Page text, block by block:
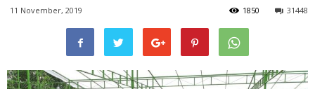
11 November, 2019 31448
1850